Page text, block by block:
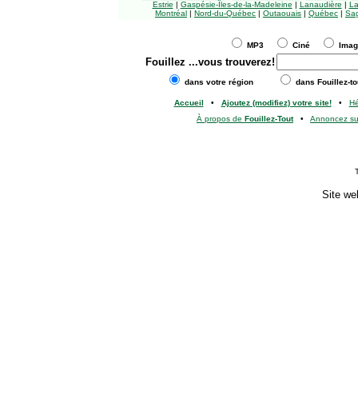
Estrie | Gaspésie-Îles-de-la-Madeleine | Lanaudière |
Montréal | Nord-du-Québec | Outaouais | Québec |
MP3 Ciné
Fouillez ...vous trouverez!
dans votre région dans Fouillez-
Accueil • Ajoutez (modifiez) votre site!•
À propos de Fouillez-Tout• Annoncez
Site